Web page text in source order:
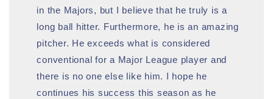
in the Majors, but I believe that he truly is a
long ball hitter. Furthermore, he is an amazing
pitcher. He exceeds what is considered
conventional for a Major League player and
there is no one else like him. I hope he
continues his success this season as he